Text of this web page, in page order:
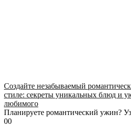
Создайте незабываемый
стиле: секреты уникальных блюд и
любимого
Планируете романтический ужин?
00